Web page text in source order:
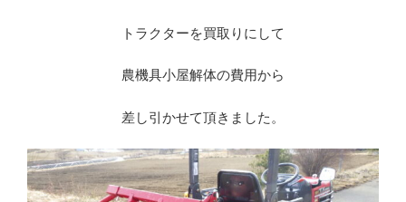
トラクターを買取りにして
農機具小屋解体の費用から
差し引かせて頂きました。